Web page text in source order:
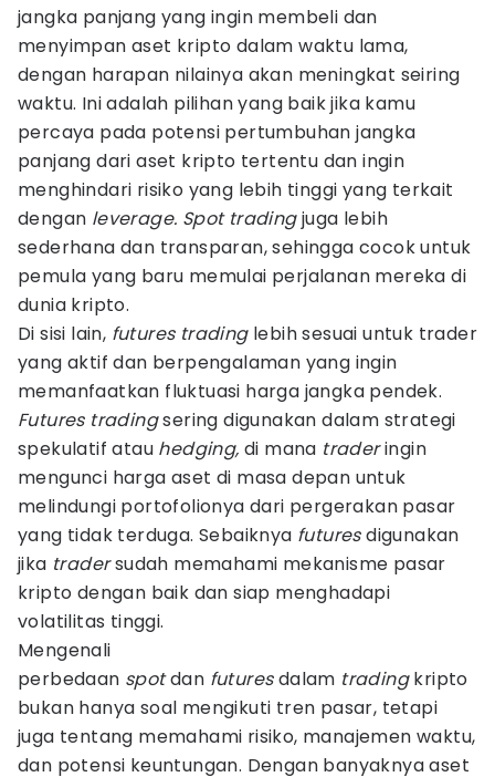
jangka panjang yang ingin membeli dan
menyimpan aset kripto dalam waktu lama,
dengan harapan nilainya akan meningkat seiring
waktu. Ini adalah pilihan yang baik jika kamu
percaya pada potensi pertumbuhan jangka
panjang dari aset kripto tertentu dan ingin
menghindari risiko yang lebih tinggi yang terkait
dengan leverage. Spot tradingjuga lebih
sederhana dan transparan, sehingga cocok untuk
pemula yang baru memulai perjalanan mereka di
dunia kripto.
Di sisi lain, futures tradinglebih sesuai untuk trader
yang aktif dan berpengalaman yang ingin
memanfaatkan fluktuasi harga jangka pendek.
Futures tradingsering digunakan dalam strategi
spekulatif atau hedging, di mana traderingin
mengunci harga aset di masa depan untuk
melindungi portofolionya dari pergerakan pasar
yang tidak terduga. Sebaiknya futuresdigunakan
jika tradersudah memahami mekanisme pasar
kripto dengan baik dan siap menghadapi
volatilitas tinggi.
Mengenali
perbedaan spotdan futuresdalam tradingkripto
bukan hanya soal mengikuti tren pasar, tetapi
juga tentang memahami risiko, manajemen waktu,
dan potensi keuntungan. Dengan banyaknya aset